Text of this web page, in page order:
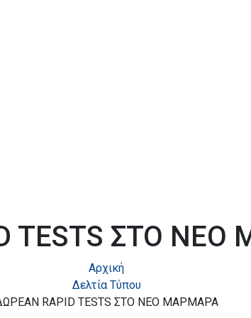
TESTS ΣΤΟ
Αρχική
Δελτία Τύπου
RAPID TESTS ΣΤΟ ΝΕΟ ΜΑΡΜΑΡΑ